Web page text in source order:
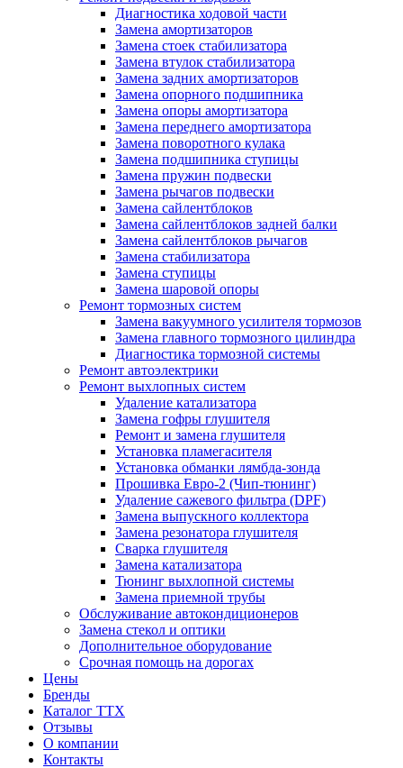
Диагностика ходовой части
Замена амортизаторов
Замена стоек стабилизатора
Замена втулок стабилизатора
Замена задних амортизаторов
Замена опорного подшипника
Замена опоры амортизатора
Замена переднего амортизатора
Замена поворотного кулака
Замена подшипника ступицы
Замена пружин подвески
Замена рычагов подвески
Замена сайлентблоков
Замена сайлентблоков задней балки
Замена сайлентблоков рычагов
Замена стабилизатора
Замена ступицы
Замена шаровой опоры
Ремонт тормозных систем
Замена вакуумного усилителя тормозов
Замена главного тормозного цилиндра
Диагностика тормозной системы
Ремонт автоэлектрики
Ремонт выхлопных систем
Удаление катализатора
Замена гофры глушителя
Ремонт и замена глушителя
Установка пламегасителя
Установка обманки лямбда-зонда
Прошивка Евро-2 (Чип-тюнинг)
Удаление сажевого фильтра (DPF)
Замена выпускного коллектора
Замена резонатора глушителя
Сварка глушителя
Замена катализатора
Тюнинг выхлопной системы
Замена приемной трубы
Обслуживание автокондиционеров
Замена стекол и оптики
Дополнительное оборудование
Срочная помощь на дорогах
Цены
Бренды
Каталог ТТХ
Отзывы
О компании
Контакты